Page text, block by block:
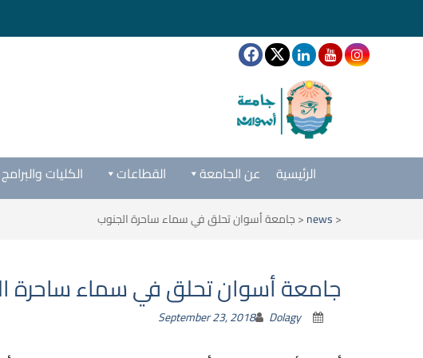
الكليات والبرامج القطاعات عن الجامعة الرئيسية
<
news
<جامعة أسوان تحلق في سماء ساحرة الجنوب
جامعة أسوان تحلق في سماء ساحرة
September 23, 2018 Dolagy